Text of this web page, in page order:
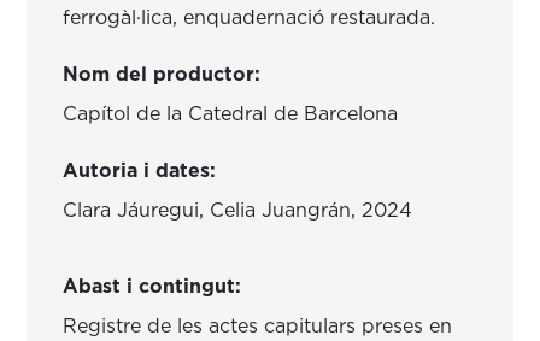
ferrogàl·lica, enquadernació restaurada.
Nom del productor:
Capítol de la Catedral de Barcelona
Autoria i dates:
Clara Jáuregui, Celia Juangrán, 2024
Abast i contingut:
Registre de les actes capitulars preses en